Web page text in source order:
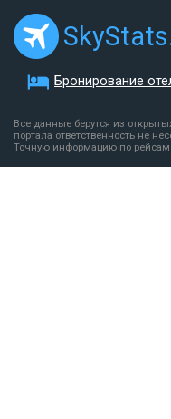
Бронирование
Все данные берутся из
портала ответственность не
Точную информацию по рейсам